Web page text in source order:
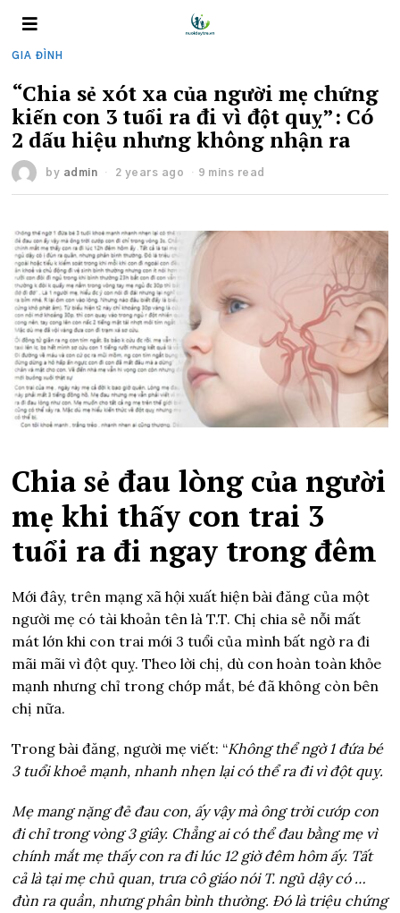
GIA ĐÌNH
“Chia sẻ xót xa của người mẹ chứng
kiến con 3 tuổi ra đi vì đột quỵ”: Có
2 dấu hiệu nhưng không nhận ra
by admin 2 years ago 9 mins read
Chia sẻ đau lòng của người
mẹ khi thấy con trai 3
tuổi ra đi ngay trong đêm
Mới đây, trên mạng xã hội xuất hiện bài đăng của một
người mẹ có tài khoản tên là T.T. Chị chia sẻ nỗi mất
mát lớn khi con trai mới 3 tuổi của mình bất ngờ ra đi
mãi mãi vì đột quỵ. Theo lời chị, dù con hoàn toàn khỏe
mạnh nhưng chỉ trong chớp mắt, bé đã không còn bên
chị nữa.
Trong bài đăng, người mẹ viết: “Không thể ngờ 1 đứa bé
3 tuổi khoẻ mạnh, nhanh nhẹn lại có thể ra đi vì đột quỵ.
Mẹ mang nặng đẻ đau con, ấy vậy mà ông trời cướp con
đi chỉ trong vòng 3 giây. Chẳng ai có thể đau bằng mẹ vì
chính mắt mẹ thấy con ra đi lúc 12 giờ đêm hôm ấy. Tất
cả là tại mẹ chủ quan, trưa cô giáo nói T. ngủ dậy có …
đùn ra quần, nhưng phân bình thường. Đó là triệu chứng